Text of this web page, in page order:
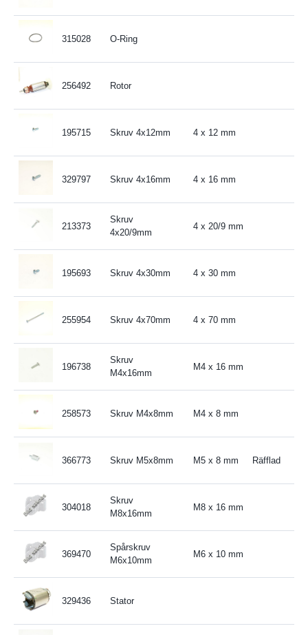
315028 O-Ring
256492 Rotor
195715 Skruv 4x12mm 4 x 12 mm
329797 Skruv 4x16mm 4 x 16 mm
213373
Skruv
4x20/9mm
4 x 20/9 mm
195693 Skruv 4x30mm 4 x 30 mm
255954 Skruv 4x70mm 4 x 70 mm
196738
Skruv
M4x16mm
M4 x 16 mm
258573 Skruv M4x8mm M4 x 8 mm
366773 Skruv M5x8mm M5 x 8 mm Räfflad
304018
Skruv
M8x16mm
M8 x 16 mm
369470
Spårskruv
M6x10mm
M6 x 10 mm
329436 Stator